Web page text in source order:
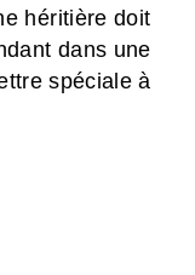
héritière doit
dans une
spéciale à